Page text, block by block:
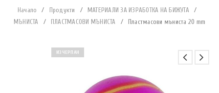
Начало / Продукти / МАТЕРИАЛИ ЗА ИЗРАБОТКА НА БИЖУТА
/
МЪНИСТА
/ ПЛАСТМАСОВИ МЪНИСТА / Пластмасови мъниста 20 mm
ИЗЧЕРПАН